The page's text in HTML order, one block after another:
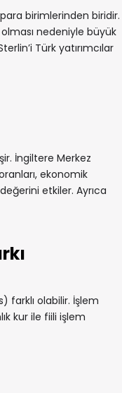
birimlerinden biridir.
olması nedeniyle büyük
Türk yatırımcılar
İngiltere Merkez
ekonomik
etkiler. Ayrıca
farklı olabilir. İşlem
kur ile fiili işlem